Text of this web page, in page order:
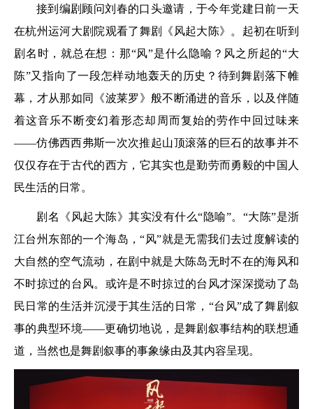
接到编剧顾问刘春的口头邀请，于今年党建日前一天
在杭州运河大剧院观看了舞剧《风起大陈》。起初在听到
剧名时，就总在想：那“风”是什么隐喻？风之所起的“大
陈”又指向了一段怎样动地轰天的历史？待到舞剧落下帷
幕，才从那如同《波莱罗》般不断涌进的音乐，以及伴随
着这音乐不断变幻着形态却周而复始的劳作中回过味来
——仿佛西西弗斯一次次推起山顶滚落的巨石的故事并不
仅仅存在于古代的西方，它其实也是勤劳而勇毅的中国人
民生活的日常。
剧名《风起大陈》其实没有什么“隐喻”。“大陈”是浙
江台州东部的一个海岛，“风”就是无需我们去过度解读的
大自然的空气流动，在剧中就是大陈岛无时不在的海风和
不时掠过的台风。或许是不时掠过的台风才深深搅动了岛
民日常的生活并沉浸于其生活的日常，“台风”成了舞剧叙
事的典型环境——更确切地说，是舞剧叙事结构的联想通
道，当然也是舞剧叙事的事象缘由及其内容呈现。